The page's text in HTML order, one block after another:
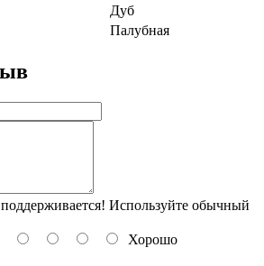
Дуб
Палубная
Используйте обычный
Хорошо